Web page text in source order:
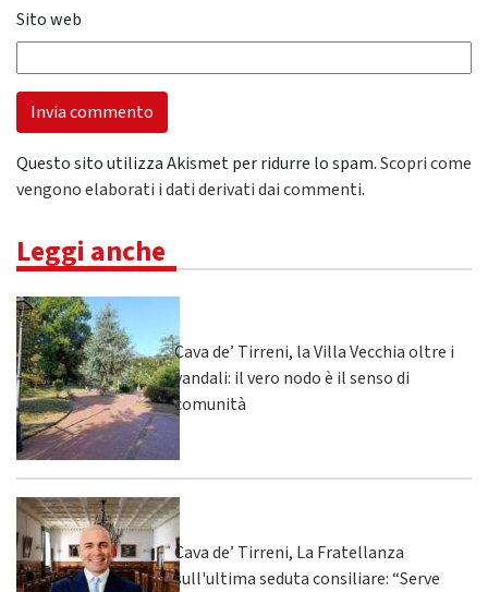
Sito web
Questo sito utilizza Akismet per ridurre lo spam.Scopri come
vengono elaborati i dati derivati dai commenti.
Leggi anche
Cava de’ Tirreni, la Villa Vecchia oltre i
vandali: il vero nodo è il senso di
comunità
Cava de’ Tirreni, La Fratellanza
sull'ultima seduta consiliare: “Serve